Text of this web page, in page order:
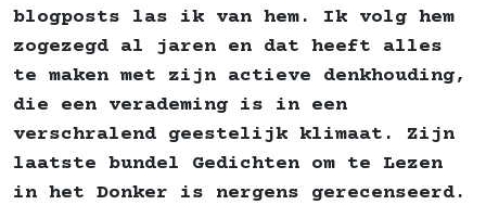
blogposts las ik van hem. Ik volg hem
zogezegd al jaren en dat heeft alles
te maken met zijn actieve denkhouding,
die een verademing is in een
verschralend geestelijk klimaat. Zijn
laatste bundel Gedichten om te Lezen
in het Donker is nergens gerecenseerd.